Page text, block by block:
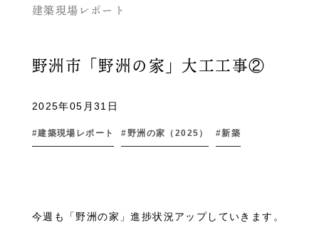
建築現場レポート
野洲市「野洲の家」大工工事②
2025年05月31日
建築現場レポート 野洲の家（2025） 新築
今週も「野洲の家」進捗状況アップしていきます。